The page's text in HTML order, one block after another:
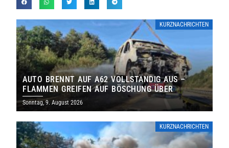
KURZNACHRICHTEN
AUTO BRENNT AUF A62 VOLLSTÄNDIG AUS –
FLAMMEN GREIFEN AUF BÖSCHUNG ÜBER
Sonntag, 9. August 2026
KURZNACHRICHTEN